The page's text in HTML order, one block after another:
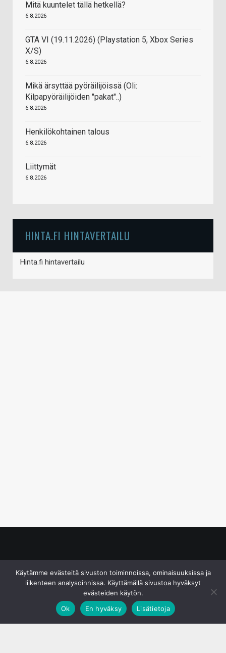
Mitä kuuntelet tällä hetkellä?
6.8.2026
GTA VI (19.11.2026) (Playstation 5, Xbox Series
X/S)
6.8.2026
Mikä ärsyttää pyöräilijöissä (Oli:
Kilpapyöräilijöiden "pakat"..)
6.8.2026
Henkilökohtainen talous
6.8.2026
Liittymät
6.8.2026
HINTA.FI HINTAVERTAILU
Hinta.fi hintavertailu
Käytämme evästeitä sivuston toiminnoissa, ominaisuuksissa ja
liikenteen analysoinnissa. Käyttämällä sivustoa hyväksyt
evästeiden käytön.
Ok
En hyväksy Lisätietoja